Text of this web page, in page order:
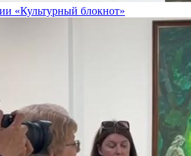
«Культурный блокнот»